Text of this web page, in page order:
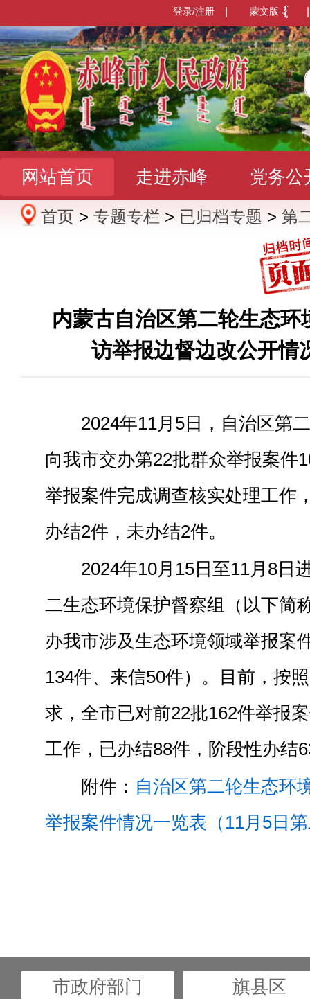
蒙文版
登录/注册
网站首页 走进赤峰 党务公
办事服务 政民互动 数据发
首页 > 专题专栏 > 已归档专题 > 第
内蒙古自治区第二轮生态环
访举报边督边改公开情
2024年11月5日，自治区第
向我市交办第22批群众举报案件
举报案件完成调查核实处理工作
办结2件，未办结2件。
2024年10月15日至11月8日
二生态环境保护督察组（以下简
办我市涉及生态环境领域举报案
134件、来信50件）。目前，按
求，全市已对前22批162件举报
工作，已办结88件，阶段性办结
附件： 自治区第二轮生态环
举报案件情况一览表（11月5日
市政府部门 旗县区